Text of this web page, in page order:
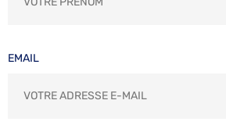
EMAIL